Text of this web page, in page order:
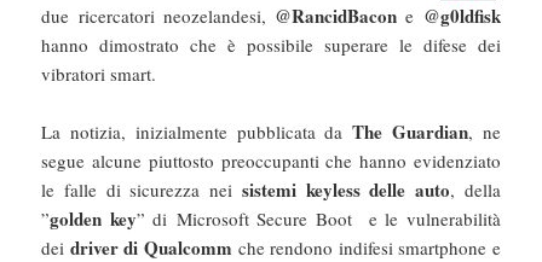
due ricercatori neozelandesi, @RancidBacon e @g0ldfisk
hanno dimostrato che è possibile superare le difese dei
vibratori smart.
La notizia, inizialmente pubblicata da The Guardian, ne
segue alcune piuttosto preoccupanti che hanno evidenziato
le falle di sicurezza nei sistemi keyless delle auto, della
”golden key” di Microsoft Secure Boot e le vulnerabilità
dei driver di Qualcomm che rendono indifesi smartphone e